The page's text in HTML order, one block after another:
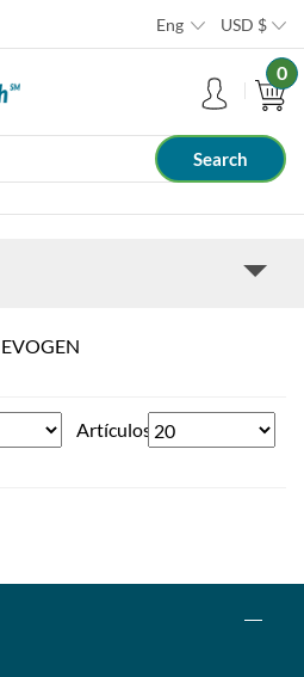
Eng USD $
0
EVOGEN
Artículos